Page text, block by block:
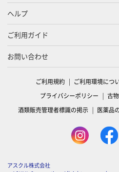
ヘルプ
ご利用ガイド
お問い合わせ
ご利用規約 ご利用環境につ
プライバシーポリシー
古
酒類販売管理者標識の掲示
医薬品
アスクル株式会社